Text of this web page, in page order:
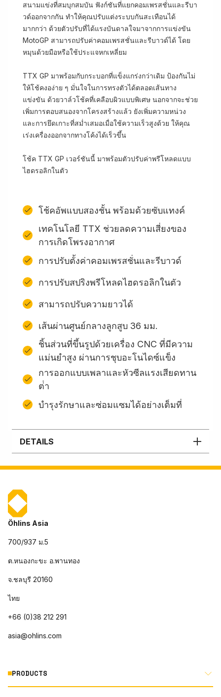
สนามแข่งที่สมบุกสมบัน ฟังก์ชันที่แยกคอมเพรสชั่นและรีบา
วด์ออกจากกัน ทำให้คุณปรับแต่งระบบกันสะเทือนได้
มากกว่า ด้วยตัวปรับที่ได้แรงบันดาลใจมาจากการแข่งขัน
MotoGP สามารถปรับค่าคอมเพรสชั่นและรีบาวด์ได้ โดย
หมุนด้วยมือหรือใช้ประแจหกเหลี่ยม
TTX GP มาพร้อมกับกระบอกที่แข็งแกร่งกว่าเดิม ป้องกันไม่
ให้โช้คงอง่าย ๆ มั่นใจในการทรงตัวได้ตลอดเส้นทาง
แข่งขัน ด้วยวาล์วโช้คที่เคลือบผิวแบบพิเศษ นอกจากจะช่วย
เพิ่มการตอบสนองจากโครงสร้างแล้ว ยังเพิ่มความหน่วง
และการยึดเกาะที่สม่ำเสมอเมื่อใช้ความเร็วสูงด้วย ให้คุณ
เร่งเครื่องออกจากทางโค้งได้เร็วขึ้น
โช้ค TTX GP เวอร์ชันนี้ มาพร้อมตัวปรับค่าพรีโหลดแบบ
ไฮดรอลิกในตัว
โช้คอัพแบบสองชั้น พร้อมด้วยซับแทงค์
เทคโนโลยี TTX ช่วยลดความเสี่ยงของ
การเกิดโพรงอากาศ
การปรับตั้งค่าคอมเพรสชั่นและรีบาวด์
การปรับสปริงพรีโหลดไฮดรอลิกในตัว
สามารถปรับความยาวได้
เส้นผ่านศูนย์กลางลูกสูบ 36 มม.
ชิ้นส่วนที่ขึ้นรูปด้วยเครื่อง CNC ที่มีความ
แม่นยำสูง ผ่านการชุบอะโนไดซ์แข็ง
การออกแบบเพลาและหัวซีลแรงเสียดทาน
ต่ํา
บํารุงรักษาและซ่อมแซมได้อย่างเต็มที่
DETAILS
Öhlins Asia
700/937 ม.5
ต.หนองกะขะ อ.พานทอง
จ.ชลบุรี 20160
ไทย
+66 (0)38 212 291
asia@ohlins.com
PRODUCTS